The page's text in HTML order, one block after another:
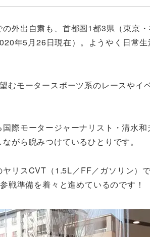
外出自粛も、首都圏1都3県（東京
年5月26日現在）。ようやく日常
モータースポーツ系のレースやイ
際モータージャーナリスト・清水
がら睨みつけているひとりです。
リスCVT（1.5L／FF／ガソリン）
戦準備を着々と進めているのです！